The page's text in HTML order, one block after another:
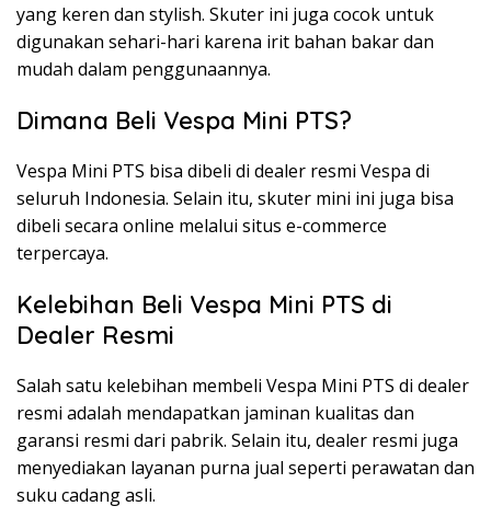
yang keren dan stylish. Skuter ini juga cocok untuk
digunakan sehari-hari karena irit bahan bakar dan
mudah dalam penggunaannya.
Dimana Beli Vespa Mini PTS?
Vespa Mini PTS bisa dibeli di dealer resmi Vespa di
seluruh Indonesia. Selain itu, skuter mini ini juga bisa
dibeli secara online melalui situs e-commerce
terpercaya.
Kelebihan Beli Vespa Mini PTS di
Dealer Resmi
Salah satu kelebihan membeli Vespa Mini PTS di dealer
resmi adalah mendapatkan jaminan kualitas dan
garansi resmi dari pabrik. Selain itu, dealer resmi juga
menyediakan layanan purna jual seperti perawatan dan
suku cadang asli.